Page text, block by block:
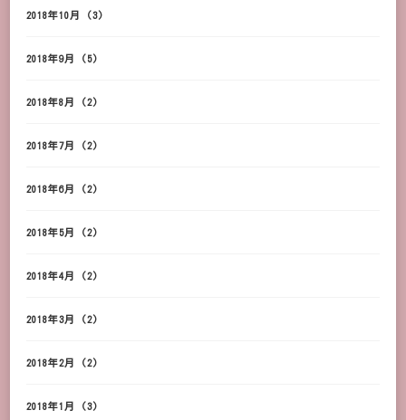
2018年10月 (3)
2018年9月 (5)
2018年8月 (2)
2018年7月 (2)
2018年6月 (2)
2018年5月 (2)
2018年4月 (2)
2018年3月 (2)
2018年2月 (2)
2018年1月 (3)